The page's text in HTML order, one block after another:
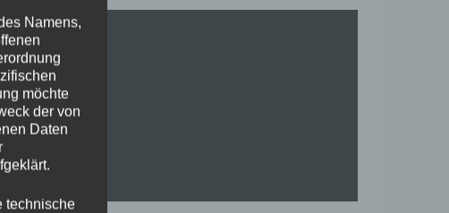
Namens,
möchte
der von
Daten
technische